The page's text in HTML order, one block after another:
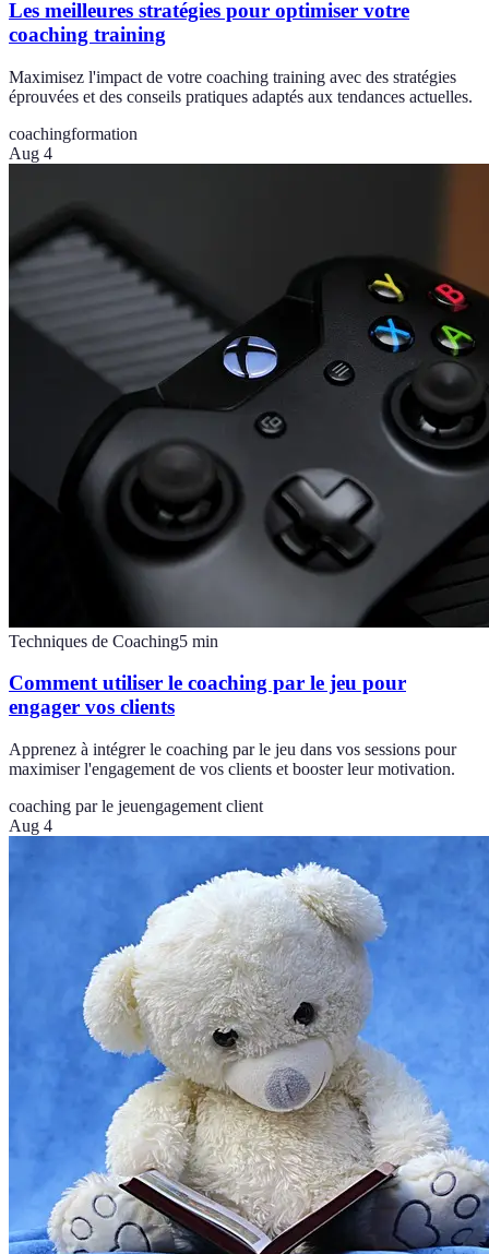
Les meilleures stratégies pour optimiser votre
coaching training
Maximisez l'impact de votre coaching training avec des stratégies
éprouvées et des conseils pratiques adaptés aux tendances actuelles.
coachingformation
Aug 4
Techniques de Coaching5 min
Comment utiliser le coaching par le jeu pour
engager vos clients
Apprenez à intégrer le coaching par le jeu dans vos sessions pour
maximiser l'engagement de vos clients et booster leur motivation.
coaching par le jeuengagement client
Aug 4